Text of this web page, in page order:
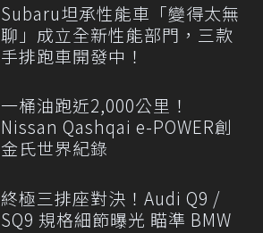
Subaru坦承性能車「變得太無
聊」成立全新性能部門，三款
手排跑車開發中！
一桶油跑近2,000公里！
Nissan Qashqai e-POWER創
金氏世界紀錄
終極三排座對決！Audi Q9 /
SQ9 規格細節曝光 瞄準 BMW